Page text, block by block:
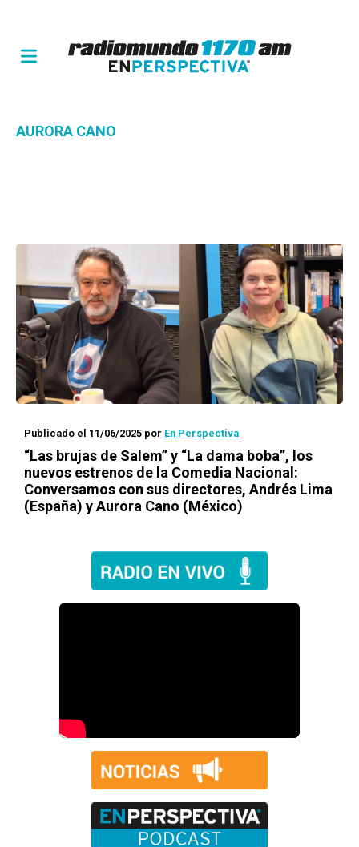
AURORA CANO
Publicado el 11/06/2025 por En Perspectiva
“Las brujas de Salem” y “La dama boba”, los
nuevos estrenos de la Comedia Nacional:
Conversamos con sus directores, Andrés Lima
(España) y Aurora Cano (México)